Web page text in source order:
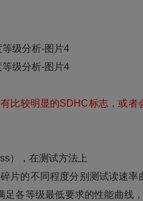
比较明显的SDHC标志，或者
），在测试方法上
片的不同程度分别测试读速
各等级最低要求的性能曲线